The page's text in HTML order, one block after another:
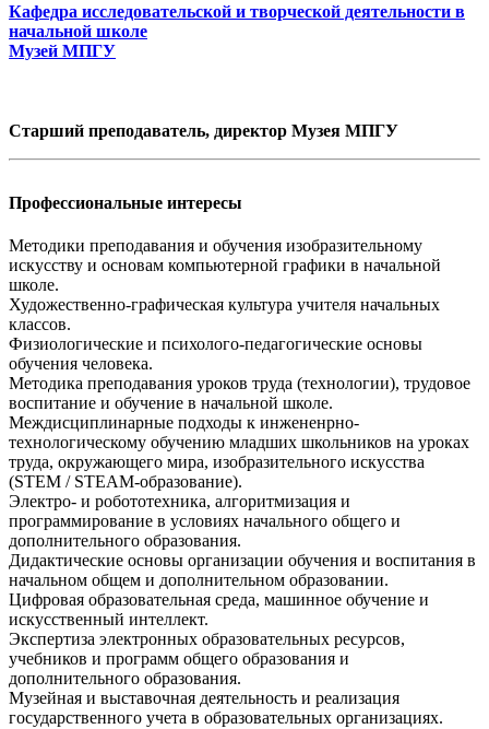
Кафедра исследовательской и творческой деятельности в
начальной школе
Музей МПГУ
Старший преподаватель, директор Музея МПГУ
Профессиональные интересы
Методики преподавания и обучения изобразительному
искусству и основам компьютерной графики в начальной
школе.
Художественно-графическая культура учителя начальных
классов.
Физиологические и психолого-педагогические основы
обучения человека.
Методика преподавания уроков труда (технологии), трудовое
воспитание и обучение в начальной школе.
Междисциплинарные подходы к инжененрно-
технологическому обучению младших школьников на уроках
труда, окружающего мира, изобразительного искусства
(STEM / STEAM-образование).
Электро- и робототехника, алгоритмизация и
программирование в условиях начального общего и
дополнительного образования.
Дидактические основы организации обучения и воспитания в
начальном общем и дополнительном образовании.
Цифровая образовательная среда, машинное обучение и
искусственный интеллект.
Экспертиза электронных образовательных ресурсов,
учебников и программ общего образования и
дополнительного образования.
Музейная и выставочная деятельность и реализация
государственного учета в образовательных организациях.